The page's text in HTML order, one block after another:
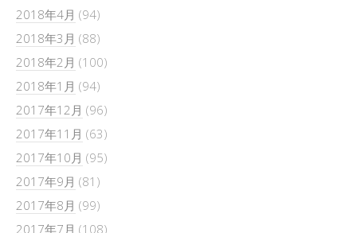
2018年4月 (94)
2018年3月 (88)
2018年2月 (100)
2018年1月 (94)
2017年12月 (96)
2017年11月 (63)
2017年10月 (95)
2017年9月 (81)
2017年8月 (99)
2017年7月 (108)